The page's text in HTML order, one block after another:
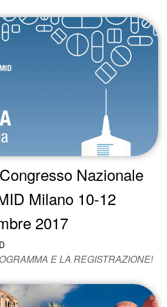
Nazionale
Milano 10-12
2017
E LA REGISTRAZIONE!